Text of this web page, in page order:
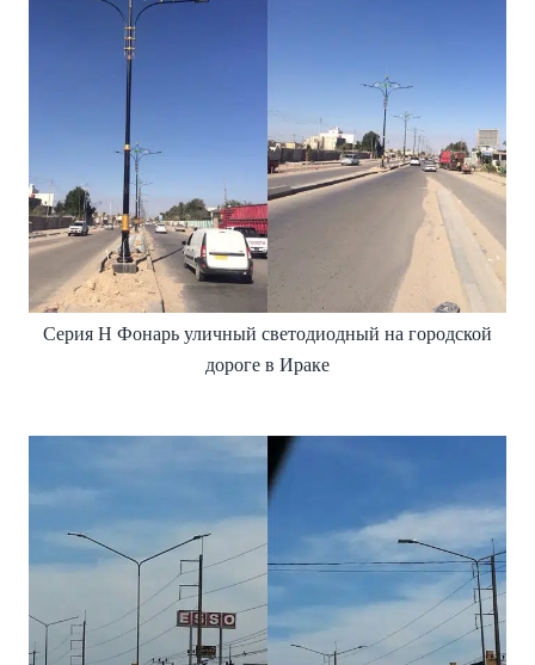
Серия H Фонарь уличный светодиодный на городской
дороге в Ираке